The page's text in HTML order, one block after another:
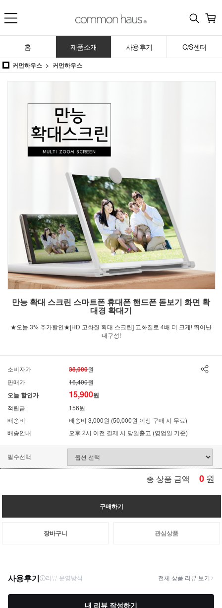
홈 제품소개 사용후기 C/S센터
커먼하우스 커먼하우스
만능 확대 스크린 스마트폰 휴대폰 핸드폰 돋보기 화면 확
대경 확대기
★오늘 3% 추가할인★[HD 고화질 확대 스크린] 고화질로 4배 더 크게! 뛰어난
내구성!
소비자가 38,000원
판매가
16,400원
오늘 할인가 15,900원
적립금
156원
배송비
배송비 3,000원 (50,000원 이상 구매 시 무료)
배송안내
오후 2시 이전 결제 시 당일출고 (영업일 기준)
필수선택
총 상품 금액 0 원
구매하기
장바구니 관심상품